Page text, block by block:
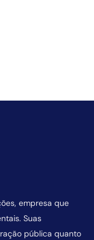
empresa que
Suas
pública quanto